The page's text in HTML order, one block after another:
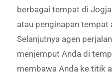
berbagai tempat di
atau penginapan tempat
Selanjutnya agen
menjemput Anda di
membawa Anda ke titik